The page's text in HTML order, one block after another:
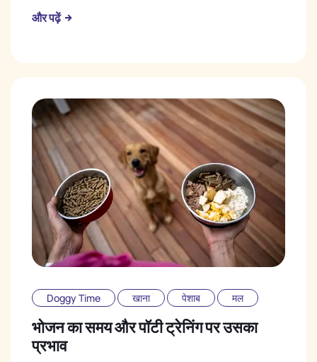
और पढ़ें
Doggy Time खाना पेशाब मल
भोजन का समय और पॉटी ट्रेनिंग पर उसका
प्रभाव